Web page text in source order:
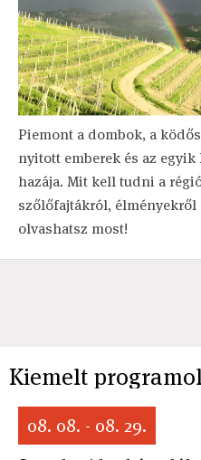
Piemont a dombok, a
nyitott emberek és az
hazája. Mit kell tudni a
szőlőfajtákról,
olvashatsz most!
Kiemelt
08. 08. - 08. 29.